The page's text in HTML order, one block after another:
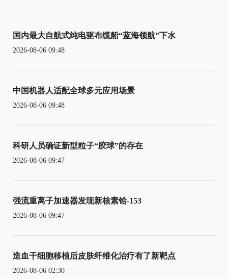
国内最大自航式纯电驱布缆船“蓝海领航”下水
2026-08-06 09:48
中国机器人适配全球多元应用场景
2026-08-06 09:48
科研人员确证新型粒子“胶球”的存在
2026-08-06 09:47
强流重离子加速器发现新核素铪-153
2026-08-06 09:47
造血干细胞移植后皮肤纤维化治疗有了新靶点
2026-08-06 02:30